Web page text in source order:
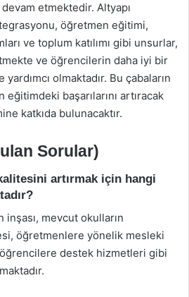
etmektedir. Altyapı
öğretmen eğitimi,
ve toplum katılımı gibi unsurlar,
ve öğrencilerin daha iyi bir
olmaktadır. Bu çabaların
eğitimdeki başarılarını artıracak
katkıda bulunacaktır.
Sorular)
artırmak için hangi
inşası, mevcut okulların
öğretmenlere yönelik mesleki
destek hizmetleri gibi